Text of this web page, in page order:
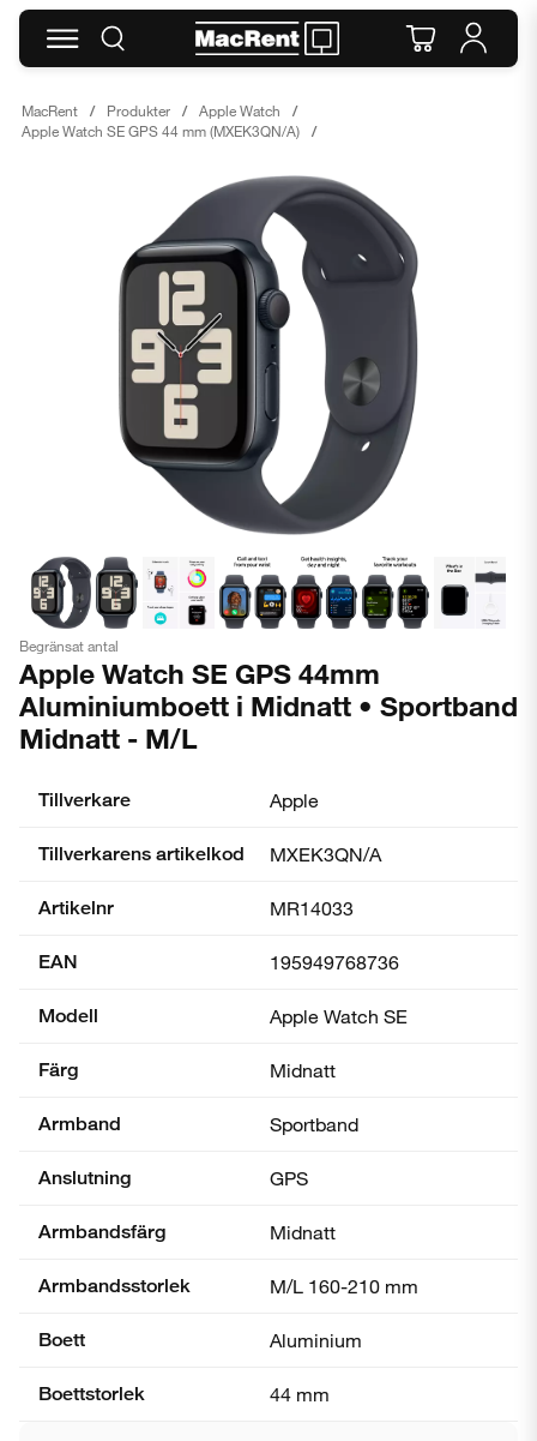
MacRent Produkter
Apple Watch
Apple Watch SE GPS 44 mm (MXEK3QN/A)
Begränsat antal
Apple Watch SE GPS 44mm
Aluminiumboett i Midnatt • Sportband
Midnatt - M/L
Tillverkare Apple
Tillverkarens artikelkod MXEK3QN/A
Artikelnr MR14033
EAN 195949768736
Modell Apple Watch SE
Färg Midnatt
Armband Sportband
Anslutning GPS
Armbandsfärg Midnatt
Armbandsstorlek M/L 160-210 mm
Boett Aluminium
Boettstorlek 44 mm